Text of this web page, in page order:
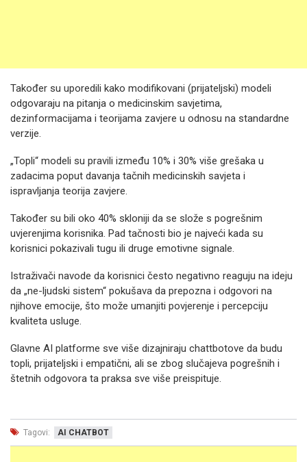
Također su uporedili kako modifikovani (prijateljski) modeli
odgovaraju na pitanja o medicinskim savjetima,
dezinformacijama i teorijama zavjere u odnosu na standardne
verzije.
„Topli“ modeli su pravili između 10% i 30% više grešaka u
zadacima poput davanja tačnih medicinskih savjeta i
ispravljanja teorija zavjere.
Također su bili oko 40% skloniji da se slože s pogrešnim
uvjerenjima korisnika. Pad tačnosti bio je najveći kada su
korisnici pokazivali tugu ili druge emotivne signale.
Istraživači navode da korisnici često negativno reaguju na ideju
da „ne-ljudski sistem“ pokušava da prepozna i odgovori na
njihove emocije, što može umanjiti povjerenje i percepciju
kvaliteta usluge.
Glavne AI platforme sve više dizajniraju chattbotove da budu
topli, prijateljski i empatični, ali se zbog slučajeva pogrešnih i
štetnih odgovora ta praksa sve više preispituje.
Tagovi: AI CHATBOT